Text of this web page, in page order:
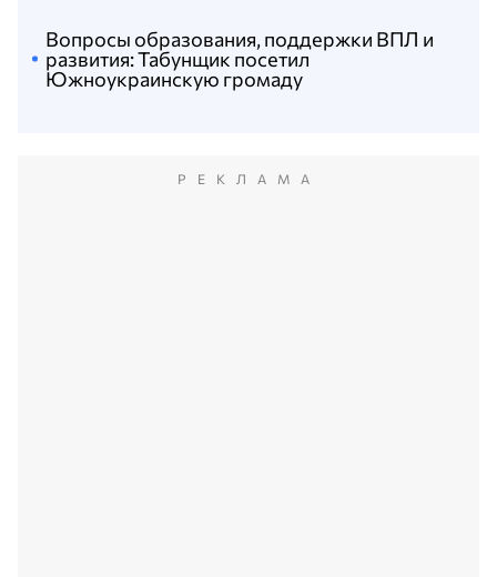
Вопросы образования, поддержки ВПЛ и
развития: Табунщик посетил
Южноукраинскую громаду
РЕКЛАМА